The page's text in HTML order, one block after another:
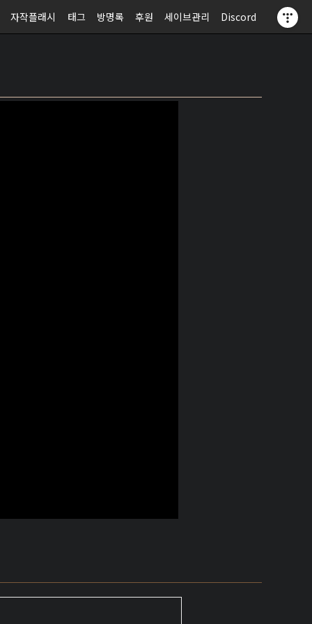
자작플래시 태그 방명록 후원 세이브관리 Discord